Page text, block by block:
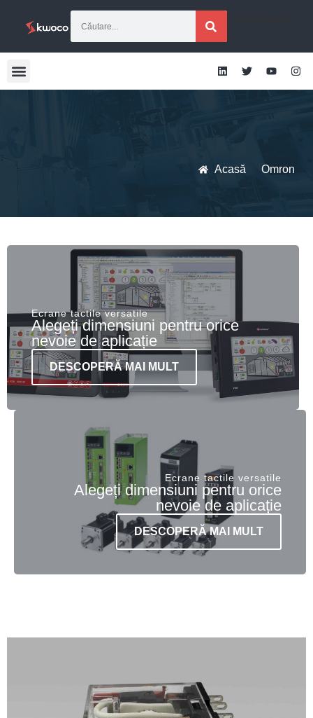
Acasă Omron
Ecrane tactile versatile
Alegeți dimensiuni pentru orice
nevoie de aplicație
DESCOPERĂ MAI MULT
Ecrane tactile versatile
Alegeți dimensiuni pentru orice
nevoie de aplicație
DESCOPERĂ MAI MULT